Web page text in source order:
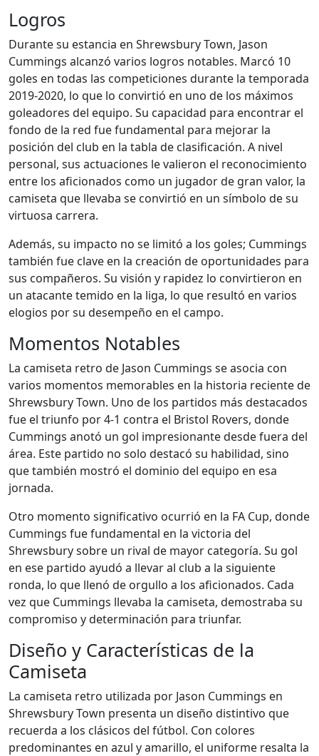
Logros
Durante su estancia en Shrewsbury Town, Jason
Cummings alcanzó varios logros notables. Marcó 10
goles en todas las competiciones durante la temporada
2019-2020, lo que lo convirtió en uno de los máximos
goleadores del equipo. Su capacidad para encontrar el
fondo de la red fue fundamental para mejorar la
posición del club en la tabla de clasificación. A nivel
personal, sus actuaciones le valieron el reconocimiento
entre los aficionados como un jugador de gran valor, la
camiseta que llevaba se convirtió en un símbolo de su
virtuosa carrera.
Además, su impacto no se limitó a los goles; Cummings
también fue clave en la creación de oportunidades para
sus compañeros. Su visión y rapidez lo convirtieron en
un atacante temido en la liga, lo que resultó en varios
elogios por su desempeño en el campo.
Momentos Notables
La camiseta retro de Jason Cummings se asocia con
varios momentos memorables en la historia reciente de
Shrewsbury Town. Uno de los partidos más destacados
fue el triunfo por 4-1 contra el Bristol Rovers, donde
Cummings anotó un gol impresionante desde fuera del
área. Este partido no solo destacó su habilidad, sino
que también mostró el dominio del equipo en esa
jornada.
Otro momento significativo ocurrió en la FA Cup, donde
Cummings fue fundamental en la victoria del
Shrewsbury sobre un rival de mayor categoría. Su gol
en ese partido ayudó a llevar al club a la siguiente
ronda, lo que llenó de orgullo a los aficionados. Cada
vez que Cummings llevaba la camiseta, demostraba su
compromiso y determinación para triunfar.
Diseño y Características de la
Camiseta
La camiseta retro utilizada por Jason Cummings en
Shrewsbury Town presenta un diseño distintivo que
recuerda a los clásicos del fútbol. Con colores
predominantes en azul y amarillo, el uniforme resalta la